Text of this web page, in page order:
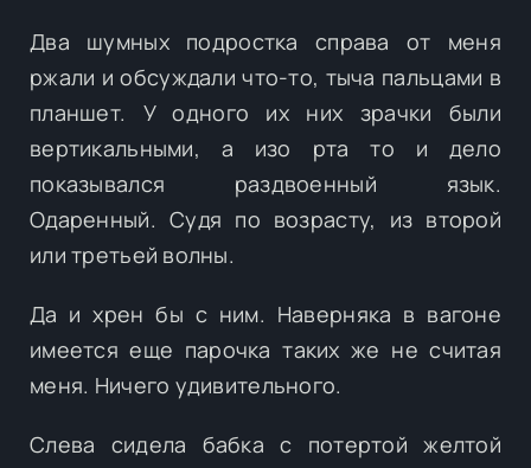
Два шумных подростка справа от меня
ржали и обсуждали что-то, тыча пальцами в
планшет. У одного их них зрачки были
вертикальными, а изо рта то и дело
показывался раздвоенный язык.
Одаренный. Судя по возрасту, из второй
или третьей волны.
Да и хрен бы с ним. Наверняка в вагоне
имеется еще парочка таких же не считая
меня. Ничего удивительного.
Слева сидела бабка с потертой желтой